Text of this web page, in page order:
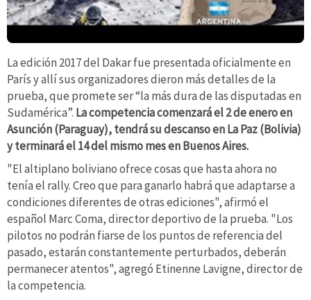
La edición 2017 del Dakar fue presentada oficialmente en
París y allí sus organizadores dieron más detalles de la
prueba, que promete ser “la más dura de las disputadas en
Sudamérica”. La competencia comenzará el 2 de enero en
Asunción (Paraguay), tendrá su descanso en La Paz (Bolivia)
y terminará el 14 del mismo mes en Buenos Aires.
"El altiplano boliviano ofrece cosas que hasta ahora no
tenía el rally. Creo que para ganarlo habrá que adaptarse a
condiciones diferentes de otras ediciones", afirmó el
español Marc Coma, director deportivo de la prueba. "Los
pilotos no podrán fiarse de los puntos de referencia del
pasado, estarán constantemente perturbados, deberán
permanecer atentos", agregó Etinenne Lavigne, director de
la competencia.